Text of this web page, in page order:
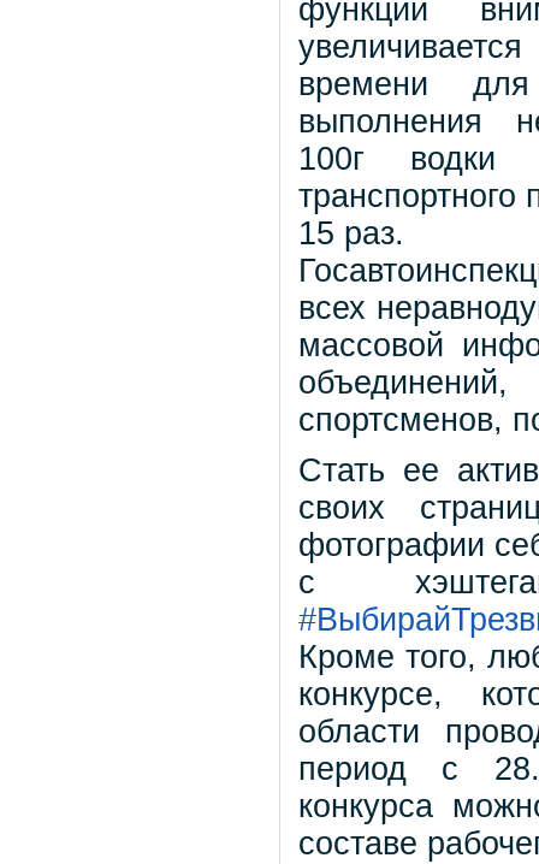
функции
времени
выполнения
100г водки
транспортного
15 раз.
всех
массовой
спортсменов,
Стать ее
своих
фотографии
с
Кроме того,
конкурсе,
области
период с
конкурса
составе